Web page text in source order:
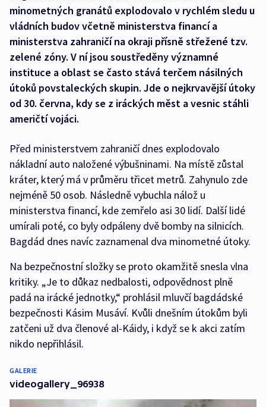
minometných granátů explodovalo v rychlém sledu u
vládních budov včetně ministerstva financí a
ministerstva zahraničí na okraji přísně střežené tzv.
zelené zóny. V ní jsou soustředěny významné
instituce a oblast se často stává terčem násilných
útoků povstaleckých skupin. Jde o nejkrvavější útoky
od 30. června, kdy se z iráckých měst a vesnic stáhli
američtí vojáci.
Před ministerstvem zahraničí dnes explodovalo
nákladní auto naložené výbušninami. Na místě zůstal
kráter, který má v průměru třicet metrů. Zahynulo zde
nejméně 50 osob. Následně vybuchla nálož u
ministerstva financí, kde zemřelo asi 30 lidí. Další lidé
umírali poté, co byly odpáleny dvě bomby na silnicích.
Bagdád dnes navíc zaznamenal dva minometné útoky.
Na bezpečnostní složky se proto okamžitě snesla vlna
kritiky. „Je to důkaz nedbalosti, odpovědnost plně
padá na irácké jednotky,“ prohlásil mluvčí bagdádské
bezpečnosti Kásim Musáví. Kvůli dnešním útokům byli
zatčeni už dva členové al-Káidy, i když se k akci zatím
nikdo nepřihlásil.
GALERIE
videogallery_96938